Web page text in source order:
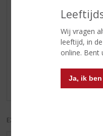
Wij vragen
leeftijd, in
online. Bent
Ja, ik
Reviews
Schrijf een review
Er zijn nog geen reviews
EXCL. BTW